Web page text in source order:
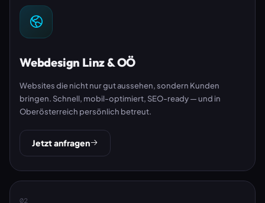
Webdesign Linz & OÖ
Websites die nicht nur gut aussehen, sondern Kunden
bringen. Schnell, mobil-optimiert, SEO-ready — und in
Oberösterreich persönlich betreut.
Jetzt anfragen
02